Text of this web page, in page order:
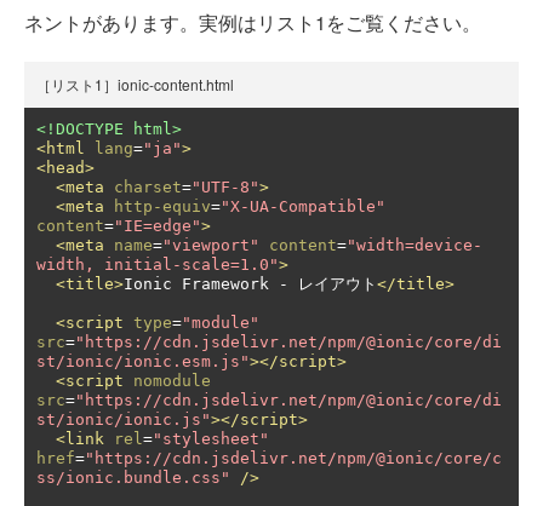
ネントがあります。実例はリスト1をご覧ください。
［リスト1］ionic-content.html
<!DOCTYPE html>
<html
lang="ja">
<head>
<meta
charset="UTF-8">
<meta
http-equiv="X-UA-Compatible"
content="IE=edge">
<meta
name="viewport" content="width=device-
width, initial-scale=1.0">
<title>Ionic Framework - レイアウト </title>
<script type="module"
src="https://cdn.jsdelivr.net/npm/@ionic/core/di
st/ionic/ionic.esm.js"></script>
<script
nomodule
src="https://cdn.jsdelivr.net/npm/@ionic/core/di
st/ionic/ionic.js"></script>
<link
rel="stylesheet"
href="https://cdn.jsdelivr.net/npm/@ionic/core/c
ss/ionic.bundle.css"
/>